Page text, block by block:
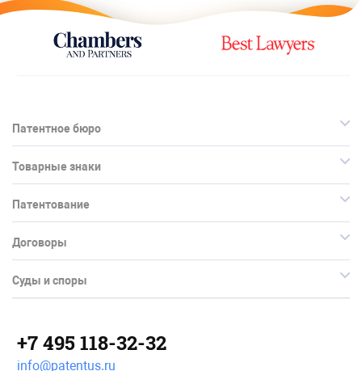
Патентное бюро
Товарные знаки
Патентование
Договоры
Суды и споры
+7 495 118-32-32
info@patentus.ru